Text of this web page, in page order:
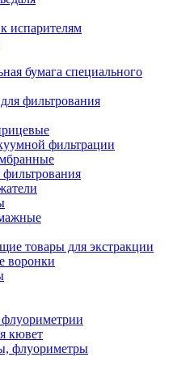
испарителям
бумага специального
фильтрования
фильтрации
товары для экстракции
воронки
кювет
флуориметры